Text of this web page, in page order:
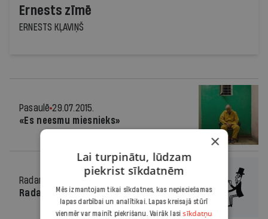
Ernests zīmē
ERNESTS KĻAVIŅŠ
Pasaulē 29.07.2015.
«Es neesmu miesnieks»
Radars
29.07.2015.
Radars Latvijā
×
Lai turpinātu, lūdzam
piekrist sīkdatnēm
Mēs izmantojam tikai sīkdatnes, kas nepieciešamas
lapas darbībai un analītikai. Lapas kreisajā stūrī
vienmēr var mainīt piekrišanu. Vairāk lasisīkdatņu